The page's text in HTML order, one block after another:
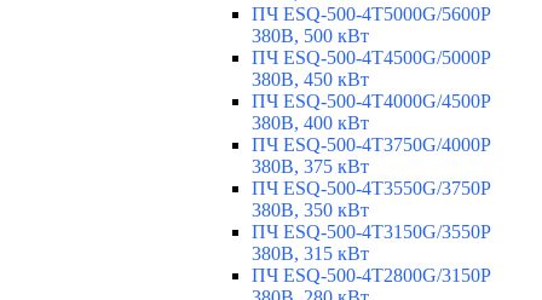
ПЧ ESQ-500-4T5000G/5600P
380В, 500 кВт
ПЧ ESQ-500-4T4500G/5000P
380В, 450 кВт
ПЧ ESQ-500-4T4000G/4500P
380В, 400 кВт
ПЧ ESQ-500-4T3750G/4000P
380В, 375 кВт
ПЧ ESQ-500-4T3550G/3750P
380В, 350 кВт
ПЧ ESQ-500-4T3150G/3550P
380В, 315 кВт
ПЧ ESQ-500-4T2800G/3150P